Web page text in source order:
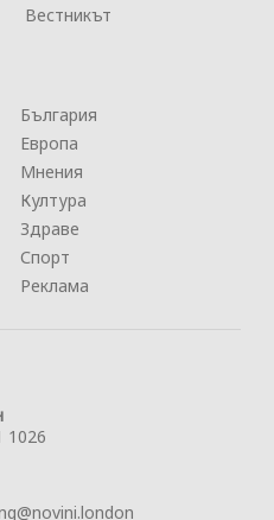
Вестникът
България
Европа
Мнения
Култура
Здраве
Спорт
Реклама
1026